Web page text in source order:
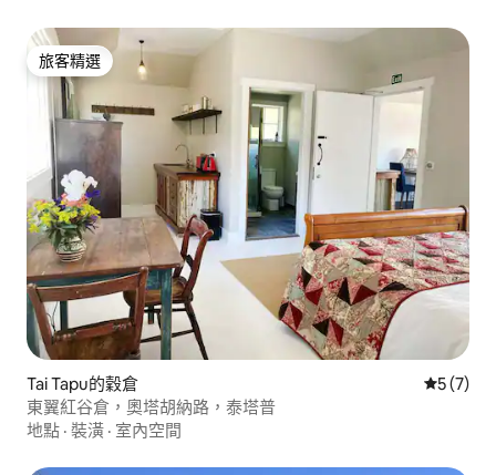
旅客精選
旅客精選
Tai Tapu的穀倉 從 7 則評
5 (7)
東翼紅谷倉，奧塔胡納路，泰塔普
地點 · 裝潢 · 室內空間